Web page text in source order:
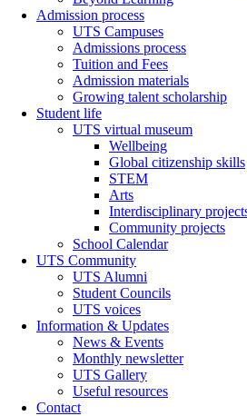
Admission process
UTS Campuses
Admissions process
Tuition and Fees
Admission materials
Growing talent scholarship
Student life
UTS virtual museum
Wellbeing
Global citizenship skills
STEM
Arts
Interdisciplinary
Community projects
School Calendar
UTS Community
UTS Alumni
Student Councils
UTS voices
Information & Updates
News & Events
Monthly newsletter
UTS Gallery
Useful resources
Contact